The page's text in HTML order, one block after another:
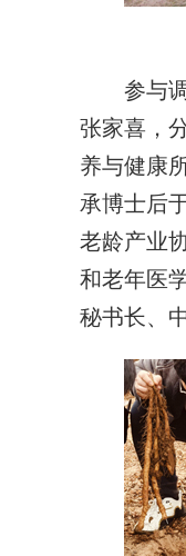
参与调
张家喜，
养与健康
承博士后
老龄产业
和老年医
秘书长、